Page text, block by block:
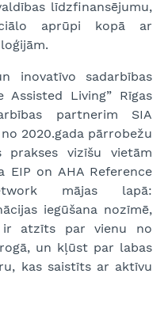
līdzfinansējumu,
aprūpi kopā ar
inovatīvo sadarbības
Assisted Living” Rīgas
partnerim SIA
2020.gada pārrobežu
prakses vizīšu vietām
EIP on AHA Reference
mājas lapā:
iegūšana nozīmē,
ir atzīts par vienu no
un kļūst par labas
kas saistīts ar aktīvu